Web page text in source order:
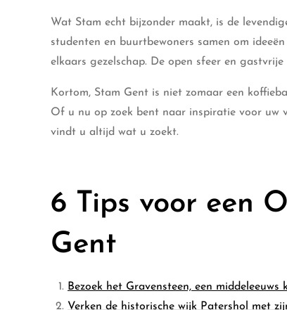
Wat Stam echt bijzonder maakt, is de
studenten en buurtbewoners samen om
elkaars gezelschap. De open sfeer en
Kortom, Stam Gent is niet zomaar een
Of u nu op zoek bent naar inspiratie voor uw
vindt u altijd wat u zoekt.
6 Tips voor een
Gent
Bezoek het Gravensteen, een
Verken de historische wijk Patershol met